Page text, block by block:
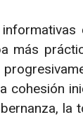
más
cohesión
la